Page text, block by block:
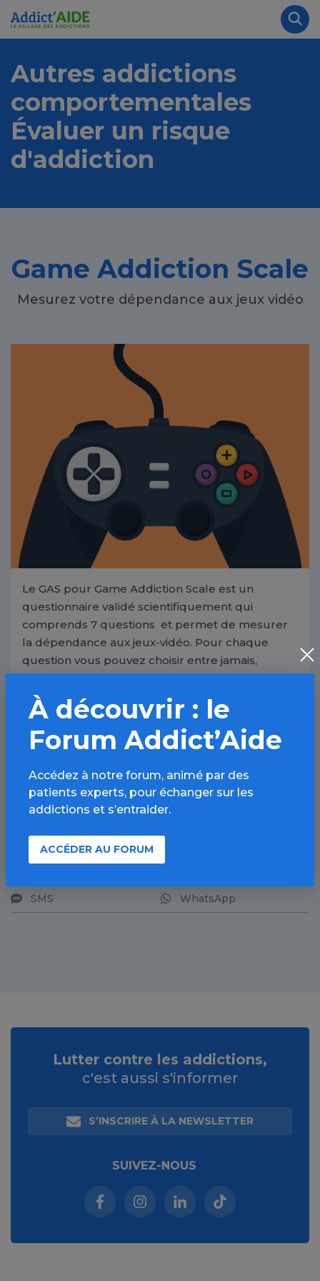
Aller au contenu principal
Autres addictions
comportementales
Évaluer un risque
d'addiction
Game Addiction Scale
Mesurez votre dépendance aux jeux vidéo
Le GAS pour Game Addiction Scale est un
questionnaire validé scientifiquement qui
comprends 7 questions et permet de mesurer
la dépendance aux jeux-vidéo. Pour chaque
question vous pouvez choisir entre jamais,
rarement, parfois, souvent et très souvent en
fonction de votre vécu de joueur dans les 6
derniers mois.
DÉMARRER LE QUESTIONNAIRE
PARTAGER
Facebook
SMS WhatsApp
À découvrir : le
Forum Addict’Aide
Accédez à notre forum, animé par des
patients experts, pour échanger sur les
addictions et s’entraider.
ACCÉDER AU FORUM
Lutter contre les addictions,
c'est aussi s'informer
S’INSCRIRE À LA NEWSLETTER
SUIVEZ-NOUS
Facebook (nouvelle fenêtre)
Instagram (nouvelle fenêtre)
Linkedin (nouvelle
Tiktok (nouvelle
Panneau de gestion des cookies